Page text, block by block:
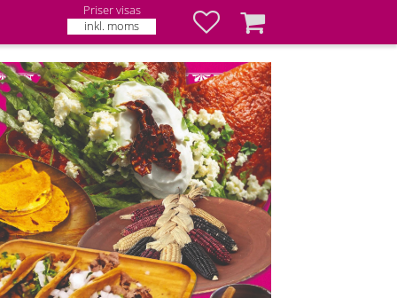
Priser visas
inkl. moms
Favoriter
Kundvagn